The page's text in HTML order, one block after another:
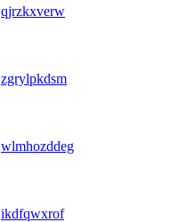
qjrzkxverw
zgrylpkdsm
wlmhozddeg
ikdfqwxrof